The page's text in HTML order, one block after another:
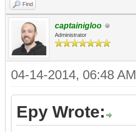
Find
captainigloo
Administrator
04-14-2014, 06:48 AM
Epy Wrote: